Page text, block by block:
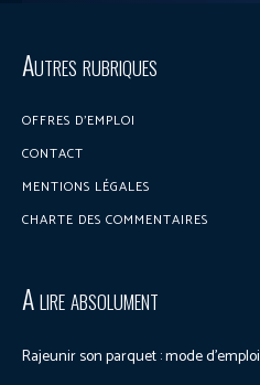
Autres rubriques
OFFRES D’EMPLOI
CONTACT
MENTIONS LÉGALES
CHARTE DES COMMENTAIRES
A lire absolument
Rajeunir son parquet : mode d’emploi